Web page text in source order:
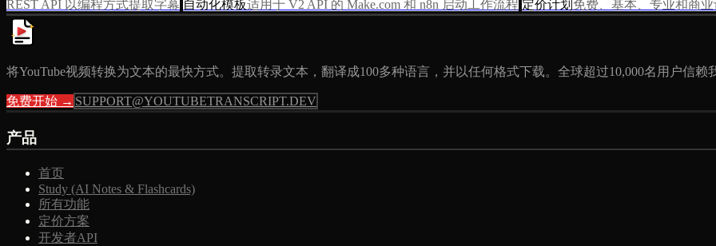
REST API 以编程方式提取字幕 自动化模板适用于 V2 API 的 Make.com 和 n8n 启动工作流程 定价计划 免费、基本、专业和商业
将YouTube视频转换为文本的最快方式。提取转录文本，翻译成100多种语言，并以任何格式下载。全球超过10,000名用户信赖
免费开始 → SUPPORT@YOUTUBETRANSCRIPT.DEV
产品
首页
Study (AI Notes & Flashcards)
所有功能
定价方案
开发者API